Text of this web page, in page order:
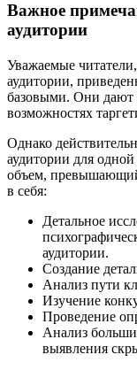
Важное
аудитории
Уважаемые
аудитории,
базовыми. Они дают
возможностях
Однако
аудитории для
объем,
в себя:
Детальное
аудитории.
Создание
Анализ пути
Изучение
Проведение
Анализ
выявления